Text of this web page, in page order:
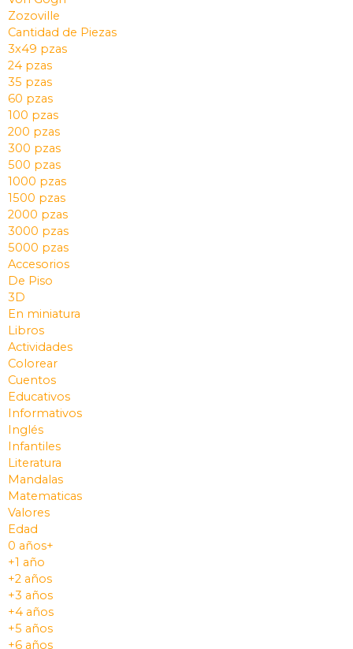
Zozoville
Cantidad de Piezas
3x49 pzas
24 pzas
35 pzas
60 pzas
100 pzas
200 pzas
300 pzas
500 pzas
1000 pzas
1500 pzas
2000 pzas
3000 pzas
5000 pzas
Accesorios
De Piso
3D
En miniatura
Libros
Actividades
Colorear
Cuentos
Educativos
Informativos
Inglés
Infantiles
Literatura
Mandalas
Matematicas
Valores
Edad
0 años+
+1 año
+2 años
+3 años
+4 años
+5 años
+6 años